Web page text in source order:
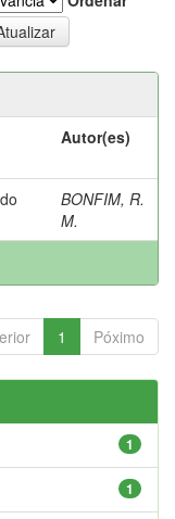
Autor(es)
BONFIM, R.
M.
1 Póximo
1
1